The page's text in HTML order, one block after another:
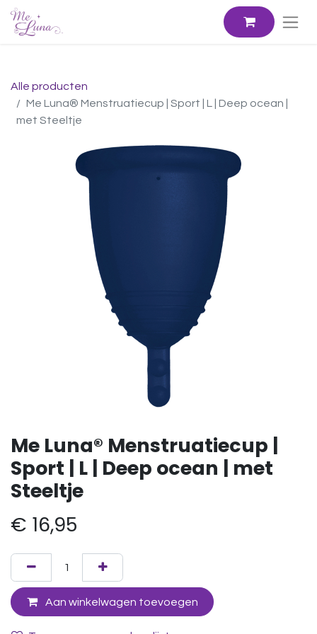
Alle producten
Me Luna® Menstruatiecup | Sport | L | Deep ocean |
met Steeltje
Me Luna® Menstruatiecup |
Sport | L | Deep ocean | met
Steeltje
€ 16,95
Aan winkelwagen toevoegen